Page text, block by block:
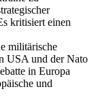
kritisiert einen
militärische
USA und der Nato
in Europa
und